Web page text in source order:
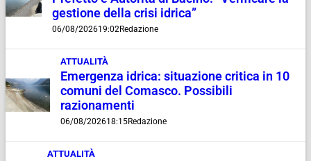
gestione della crisi idrica”
06/08/202619:02Redazione
ATTUALITÀ
Emergenza idrica: situazione critica in 10
comuni del Comasco. Possibili
razionamenti
06/08/202618:15Redazione
ATTUALITÀ